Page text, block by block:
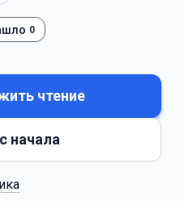
0
чтение
начала